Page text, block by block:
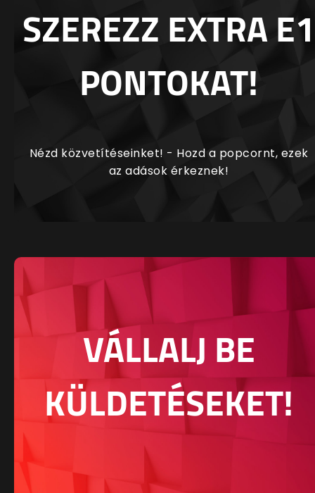
SZEREZZ EXTRA E1
PONTOKAT!
Nézd közvetítéseinket! - Hozd a popcornt, ezek
az adások érkeznek!
VÁLLALJ BE
KÜLDETÉSEKET!